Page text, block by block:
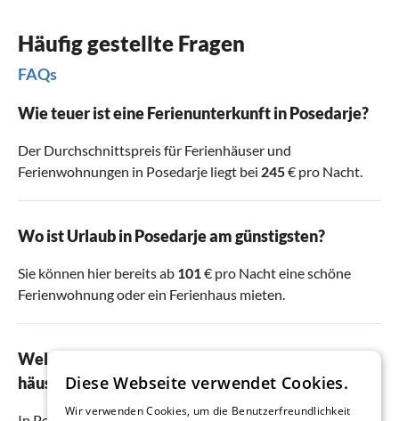
Häufig gestellte Fragen
FAQs
Wie teuer ist eine Ferienunterkunft in Posedarje?
Der Durchschnittspreis für Ferienhäuser und
Ferienwohnungen in Posedarje liegt bei 245€ pro Nacht.
Wo ist Urlaub in Posedarje am günstigsten?
Sie können hier bereits ab 101€ pro Nacht eine schöne
Ferienwohnung oder ein Ferienhaus mieten.
Welche sind die besten Ferienwohnungen und -
häuser in Posedarje?
Diese Webseite verwendet Cookies.
Wir verwenden Cookies, um die Benutzerfreundlichkeit